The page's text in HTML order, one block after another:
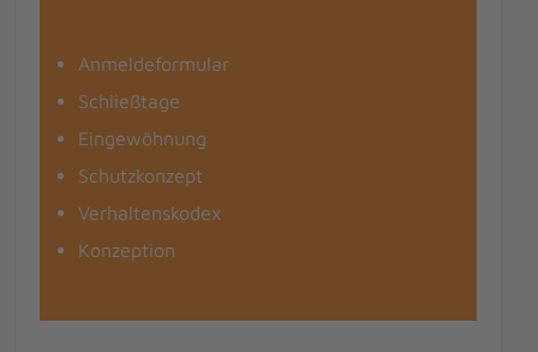
Anmeldeformular
Schließtage
Eingewöhnung
Schutzkonzept
Verhaltenskodex
Konzeption